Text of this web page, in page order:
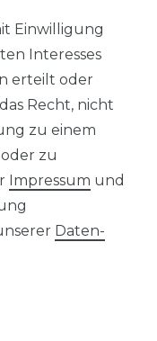
Einwilligung
Interesses
erteilt oder
Recht, nicht
zu einem
zu
Impressum und
Daten­